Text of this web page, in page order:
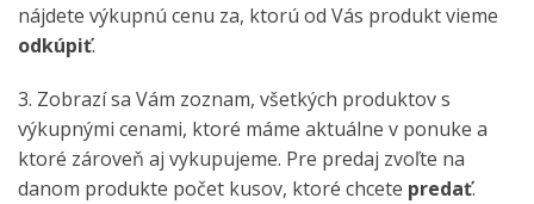
nájdete výkupnú cenu za, ktorú od Vás produkt vieme
odkúpiť.
3. Zobrazí sa Vám zoznam, všetkých produktov s
výkupnými cenami, ktoré máme aktuálne v ponuke a
ktoré zároveň aj vykupujeme. Pre predaj zvoľte na
danom produkte počet kusov, ktoré chcete predať.